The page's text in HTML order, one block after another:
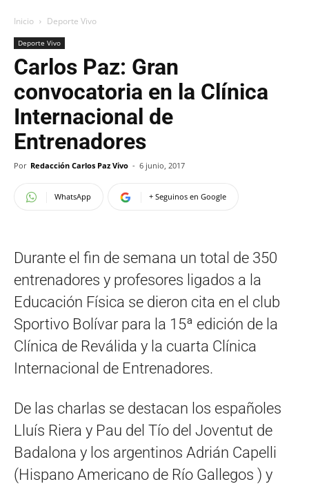
Inicio Deporte Vivo
Deporte Vivo
Carlos Paz: Gran
convocatoria en la Clínica
Internacional de
Entrenadores
Por Redacción Carlos Paz Vivo - 6 junio, 2017
WhatsApp + Seguinos en Google
Durante el fin de semana un total de 350
entrenadores y profesores ligados a la
Educación Física se dieron cita en el club
Sportivo Bolívar para la 15ª edición de la
Clínica de Reválida y la cuarta Clínica
Internacional de Entrenadores.
De las charlas se destacan los españoles
Lluís Riera y Pau del Tío del Joventut de
Badalona y los argentinos Adrián Capelli
(Hispano Americano de Río Gallegos ) y